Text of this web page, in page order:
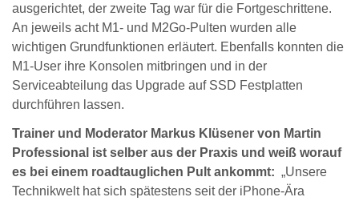
ausgerichtet, der zweite Tag war für die Fortgeschrittene.
An jeweils acht M1- und M2Go-Pulten wurden alle
wichtigen Grundfunktionen erläutert. Ebenfalls konnten die
M1-User ihre Konsolen mitbringen und in der
Serviceabteilung das Upgrade auf SSD Festplatten
durchführen lassen.
Trainer und Moderator Markus Klüsener von Martin
Professional ist selber aus der Praxis und weiß worauf
es bei einem roadtauglichen Pult ankommt: „Unsere
Technikwelt hat sich spätestens seit der iPhone-Ära